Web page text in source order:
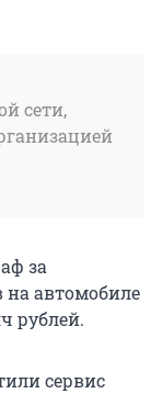
сети,
за
автомобиле
рублей.
сервис